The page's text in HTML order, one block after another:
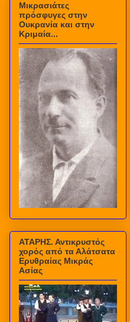
Μικρασιάτες
πρόσφυγες στην
Ουκρανία και στην
Κριμαία...
ΑΤΑΡΗΣ. Αντικρυστός
χορός από τα Αλάτσατα
Ερυθραίας Μικράς
Ασίας